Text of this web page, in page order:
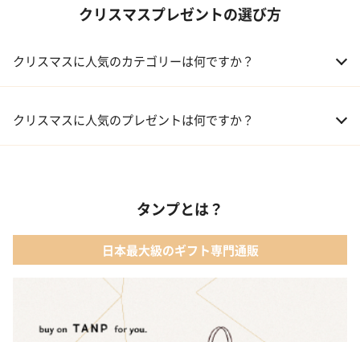
クリスマスプレゼントの選び方
クリスマスに人気のカテゴリーは何ですか？
02 ファッション小物
04 メイクアップ
05 入浴剤・バスケア
クリスマスに人気のプレゼントは何ですか？
03 【名入れギフト】フラワーティントリップ［日本限定ピンクゴ
ールドパッケージ］
04 FLOWERiUM®︎ Christmas toilette（フラワリウム クリスマス
タンプとは？
日本最大級のギフト専門通販